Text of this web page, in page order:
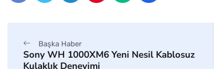
Başka Haber
Sony WH 1000XM6 Yeni Nesil Kablosuz
Kulaklık Deneyimi